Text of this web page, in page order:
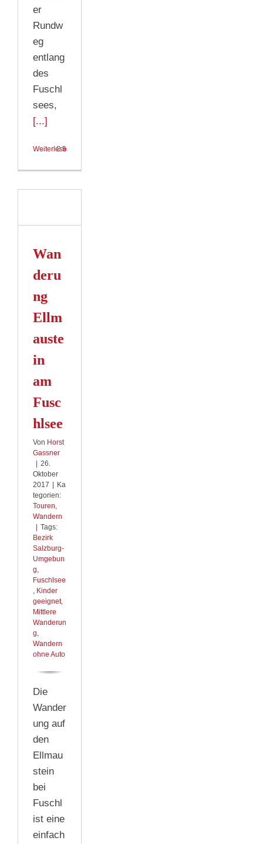
er
Rundw
eg
entlang
des
Fuschl
sees,
[...]
Weiterlesen
5
Wan
deru
ng
Ellm
auste
in
am
Fusc
hlsee
Von Horst
Gassner
| 26.
Oktober
2017 | Ka
tegorien:
Touren,
Wandern
| Tags:
Bezirk
Salzburg-
Umgebun
g,
Fuschlsee
, Kinder
geeignet,
Mittlere
Wanderun
g,
Wandern
ohne Auto
Die
Wander
ung auf
den
Ellmau
stein
bei
Fuschl
ist eine
einfach